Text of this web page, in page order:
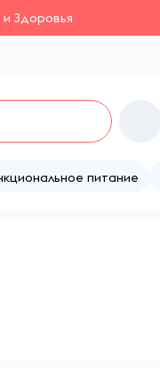
Здоровья
питание